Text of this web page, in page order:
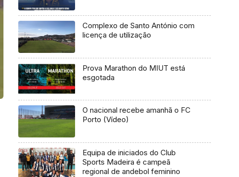
Complexo de Santo António com
licença de utilização
Prova Marathon do MIUT está
esgotada
O nacional recebe amanhã o FC
Porto (Vídeo)
Equipa de iniciados do Club
Sports Madeira é campeã
regional de andebol feminino